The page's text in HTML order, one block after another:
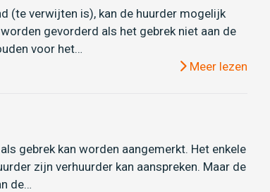
(te verwijten is), kan de huurder mogelijk
gevorderd als het gebrek niet aan de
voor het…
Meer lezen
gebrek kan worden aangemerkt. Het enkele
zijn verhuurder kan aanspreken. Maar de
de…